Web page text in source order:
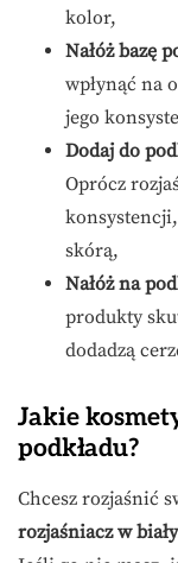
kolor,
Nałóż bazę
wpłynąć na
jego
Dodaj do
Oprócz
skórą,
Nałóż na
produkty
dodadzą
Jakie
podkładu?
Chcesz rozjaśnić
rozjaśniacz w